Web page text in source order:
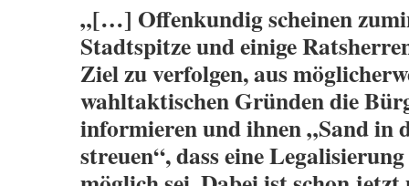
„[…] Offenkundig scheinen
Stadtspitze und einige
Ziel zu verfolgen, aus
wahltaktischen Gründen die
informieren und ihnen „Sand in
streuen“, dass eine